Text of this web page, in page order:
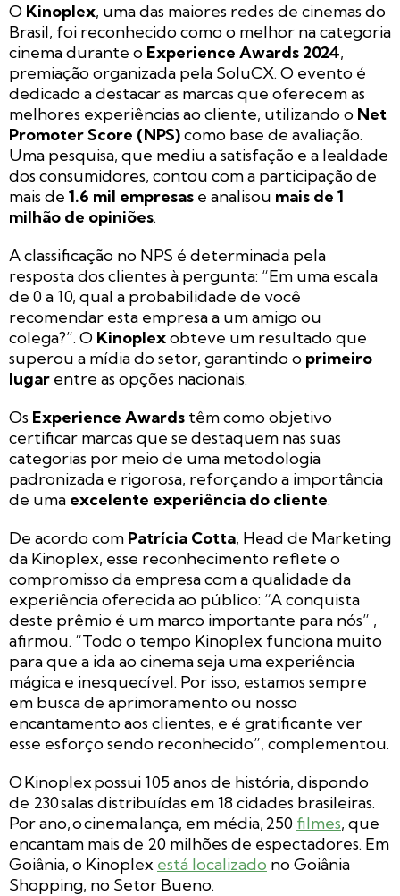
O Kinoplex, uma das maiores redes de cinemas do
Brasil, foi reconhecido como o melhor na categoria
cinema durante o Experience Awards 2024,
premiação organizada pela SoluCX. O evento é
dedicado a destacar as marcas que oferecem as
melhores experiências ao cliente, utilizando o Net
Promoter Score (NPS)como base de avaliação.
Uma pesquisa, que mediu a satisfação e a lealdade
dos consumidores, contou com a participação de
mais de 1.6 mil empresas e analisou mais de 1
milhão de opiniões.
A classificação no NPS é determinada pela
resposta dos clientes à pergunta: “Em uma escala
de 0 a 10, qual a probabilidade de você
recomendar esta empresa a um amigo ou
colega?”. O Kinoplexobteve um resultado que
superou a mídia do setor, garantindo o primeiro
lugar entre as opções nacionais.
Os Experience Awards têm como objetivo
certificar marcas que se destaquem nas suas
categorias por meio de uma metodologia
padronizada e rigorosa, reforçando a importância
de uma excelente experiência do cliente.
De acordo com Patrícia Cotta, Head de Marketing
da Kinoplex, esse reconhecimento reflete o
compromisso da empresa com a qualidade da
experiência oferecida ao público: “A conquista
deste prêmio é um marco importante para nós” ,
afirmou. “Todo o tempo Kinoplex funciona muito
para que a ida ao cinema seja uma experiência
mágica e inesquecível. Por isso, estamos sempre
em busca de aprimoramento ou nosso
encantamento aos clientes, e é gratificante ver
esse esforço sendo reconhecido”, complementou.
O Kinoplex possui 105 anos de história, dispondo
de 230 salas distribuídas em 18 cidades brasileiras.
Por ano, o cinema lança, em média, 250 filmes, que
encantam mais de 20 milhões de espectadores. Em
Goiânia, o Kinoplex está localizado no Goiânia
Shopping, no Setor Bueno.